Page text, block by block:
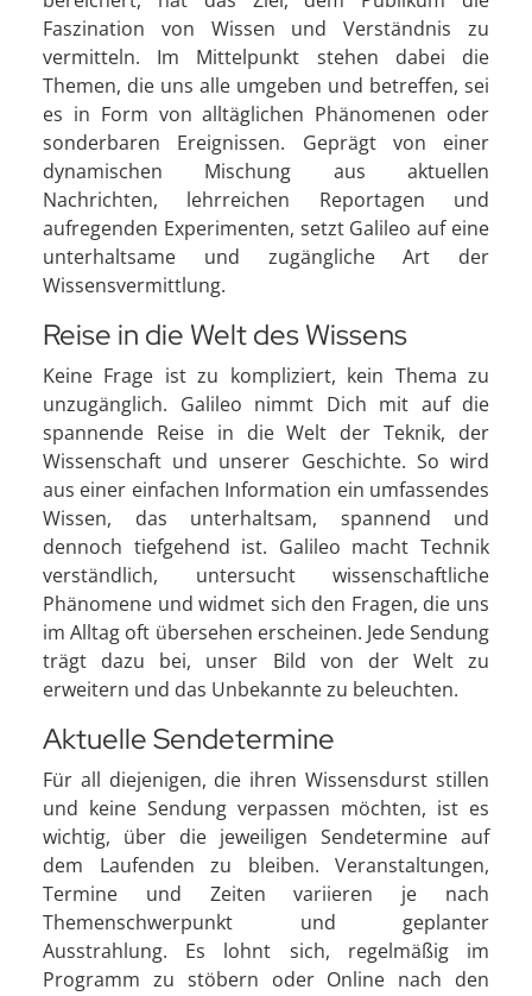
Faszination von Wissen und Verständnis zu
vermitteln. Im Mittelpunkt stehen dabei die
Themen, die uns alle umgeben und betreffen, sei
es in Form von alltäglichen Phänomenen oder
sonderbaren Ereignissen. Geprägt von einer
dynamischen Mischung aus aktuellen
Nachrichten, lehrreichen Reportagen und
aufregenden Experimenten, setzt Galileo auf eine
unterhaltsame und zugängliche Art der
Wissensvermittlung.
Reise in die Welt des Wissens
Keine Frage ist zu kompliziert, kein Thema zu
unzugänglich. Galileo nimmt Dich mit auf die
spannende Reise in die Welt der Teknik, der
Wissenschaft und unserer Geschichte. So wird
aus einer einfachen Information ein umfassendes
Wissen, das unterhaltsam, spannend und
dennoch tiefgehend ist. Galileo macht Technik
verständlich, untersucht wissenschaftliche
Phänomene und widmet sich den Fragen, die uns
im Alltag oft übersehen erscheinen. Jede Sendung
trägt dazu bei, unser Bild von der Welt zu
erweitern und das Unbekannte zu beleuchten.
Aktuelle Sendetermine
Für all diejenigen, die ihren Wissensdurst stillen
und keine Sendung verpassen möchten, ist es
wichtig, über die jeweiligen Sendetermine auf
dem Laufenden zu bleiben. Veranstaltungen,
Termine und Zeiten variieren je nach
Themenschwerpunkt und geplanter
Ausstrahlung. Es lohnt sich, regelmäßig im
Programm zu stöbern oder Online nach den